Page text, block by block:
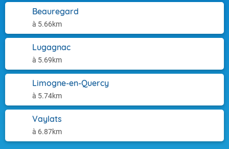
Beauregard
à 5.66km
Lugagnac
à 5.69km
Limogne-en-Quercy
à 5.74km
Vaylats
à 6.87km